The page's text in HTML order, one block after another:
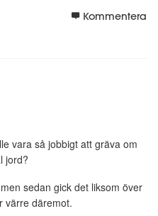
Kommentera
vara så jobbigt att gräva om
jord?
sedan gick det liksom över
värre däremot.